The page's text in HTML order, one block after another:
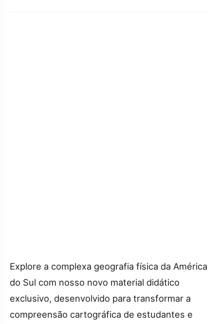
Explore a complexa geografia física da América
do Sul com nosso novo material didático
exclusivo, desenvolvido para transformar a
compreensão cartográfica de estudantes e